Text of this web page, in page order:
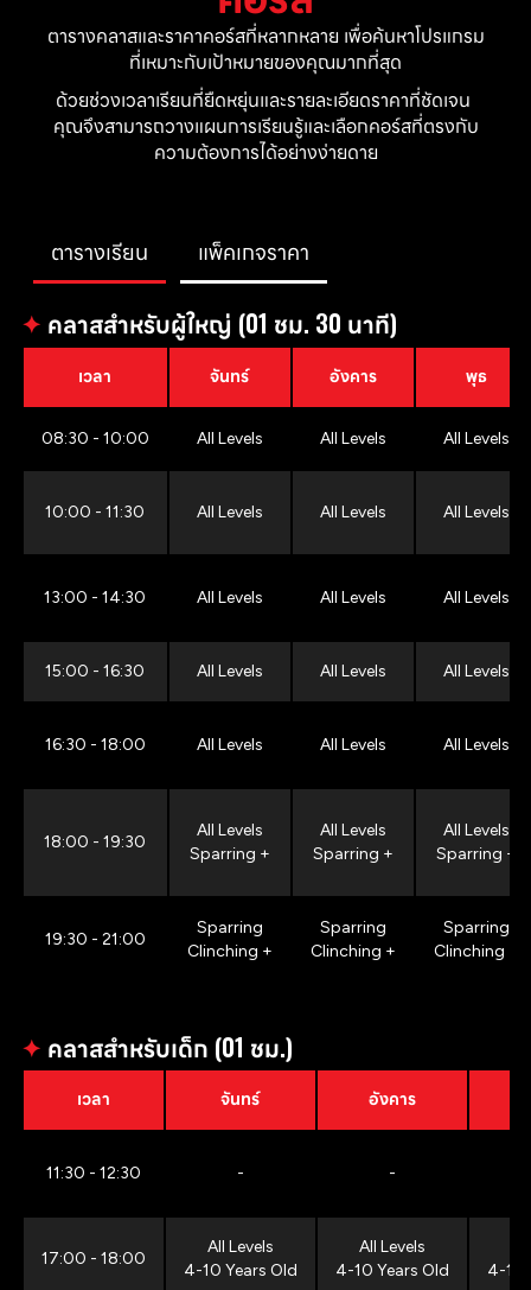
ตารางคลาสและราคาคอร์สที่หลากหลาย เพื่อค้นหาโปรแกรม
ที่เหมาะกับเป้าหมายของคุณมากที่สุด
ด้วยช่วงเวลาเรียนที่ยืดหยุ่นและรายละเอียดราคาที่ชัดเจน
คุณจึงสามารถวางแผนการเรียนรู้และเลือกคอร์สที่ตรงกับ
ความต้องการได้อย่างง่ายดาย
ตารางเรียน แพ็คเกจราคา
✦ คลาสสำหรับผู้ใหญ่ (01 ชม. 30 นาที)
เวลา จันทร์ อังคาร พุธ
08:30 - 10:00 All Levels All Levels All Levels
10:00 - 11:30 All Levels All Levels All Levels
13:00 - 14:30 All Levels All Levels All Levels
15:00 - 16:30 All Levels All Levels All Levels
16:30 - 18:00 All Levels All Levels All Levels
18:00 - 19:30
All Levels
Sparring +
All Levels
Sparring +
All Levels
Sparring +
19:30 - 21:00
Sparring
Clinching +
Sparring
Clinching +
Sparring
Clinching +
✦ คลาสสำหรับเด็ก (01 ชม.)
เวลา จันทร์ อังคาร
11:30 - 12:30 - -
17:00 - 18:00
All Levels
4-10 Years Old
All Levels
4-10 Years Old
4-10